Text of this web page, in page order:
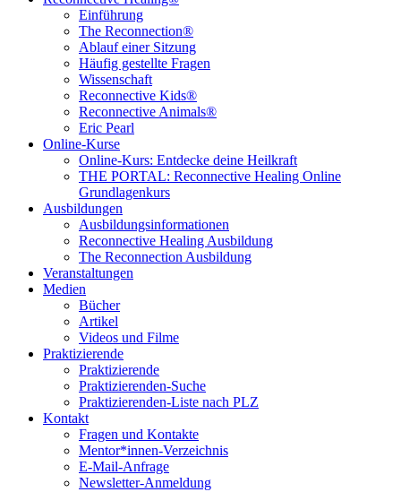
Einführung
The Reconnection®
Ablauf einer Sitzung
Häufig gestellte Fragen
Wissenschaft
Reconnective Kids®
Reconnective Animals®
Eric Pearl
Online-Kurse
Online-Kurs: Entdecke deine Heilkraft
THE PORTAL: Reconnective Healing Online
Grundlagenkurs
Ausbildungen
Ausbildungsinformationen
Reconnective Healing Ausbildung
The Reconnection Ausbildung
Veranstaltungen
Medien
Bücher
Artikel
Videos und Filme
Praktizierende
Praktizierende
Praktizierenden-Suche
Praktizierenden-Liste nach PLZ
Kontakt
Fragen und Kontakte
Mentor*innen-Verzeichnis
E-Mail-Anfrage
Newsletter-Anmeldung